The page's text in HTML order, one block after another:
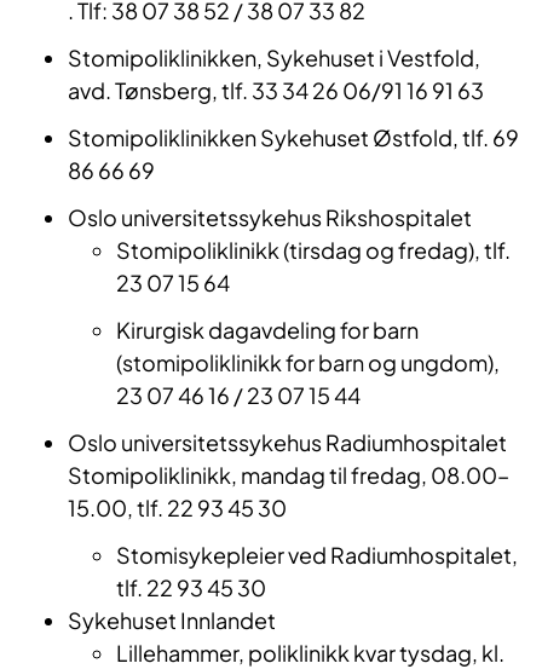
. Tlf: 38 07 38 52 / 38 07 33 82
Stomipoliklinikken, Sykehuset i Vestfold,
avd. Tønsberg, tlf. 33 34 26 06/91 16 91 63
Stomipoliklinikken Sykehuset Østfold, tlf. 69
86 66 69
Oslo universitetssykehus Rikshospitalet
Stomipoliklinikk (tirsdag og fredag), tlf.
23 07 15 64
Kirurgisk dagavdeling for barn
(stomipoliklinikk for barn og ungdom),
23 07 46 16 / 23 07 15 44
Oslo universitetssykehus Radiumhospitalet
Stomipoliklinikk, mandag til fredag, 08.00–
15.00, tlf. 22 93 45 30
Stomisykepleier ved Radiumhospitalet,
tlf. 22 93 45 30
Sykehuset Innlandet
Lillehammer, poliklinikk kvar tysdag, kl.